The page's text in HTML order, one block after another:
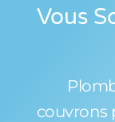
Vous
couvrons